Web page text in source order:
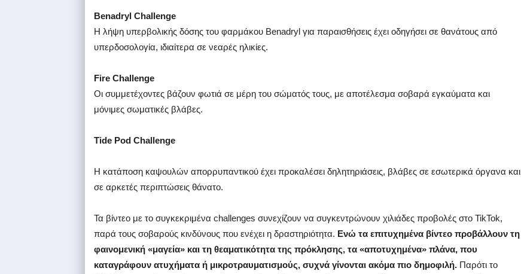
Benadryl Challenge
Η λήψη υπερβολικής δόσης του φαρμάκου Benadryl για παραισθήσεις έχει οδηγήσει σε θανάτους από
υπερδοσολογία, ιδιαίτερα σε νεαρές ηλικίες.
Fire Challenge
Οι συμμετέχοντες βάζουν φωτιά σε μέρη του σώματός τους, με αποτέλεσμα σοβαρά εγκαύματα και
μόνιμες σωματικές βλάβες.
Tide Pod Challenge
Η κατάποση καψουλών απορρυπαντικού έχει προκαλέσει δηλητηριάσεις, βλάβες σε εσωτερικά όργανα και
σε αρκετές περιπτώσεις θάνατο.
Τα βίντεο με το συγκεκριμένα challenges συνεχίζουν να συγκεντρώνουν χιλιάδες προβολές στο TikTok,
παρά τους σοβαρούς κινδύνους που ενέχει η δραστηριότητα. Ενώ τα επιτυχημένα βίντεο προβάλλουν τη
φαινομενική «μαγεία» και τη θεαματικότητα της πρόκλησης, τα «αποτυχημένα» πλάνα, που
καταγράφουν ατυχήματα ή μικροτραυματισμούς, συχνά γίνονται ακόμα πιο δημοφιλή. Παρότι το